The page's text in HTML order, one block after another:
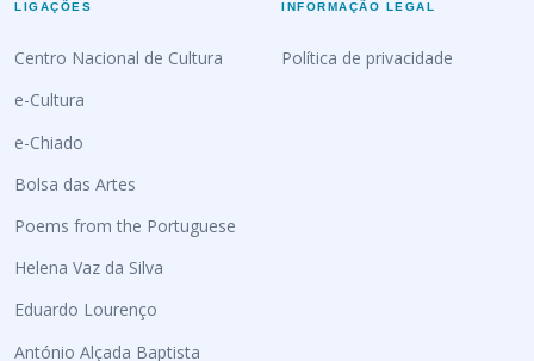
LIGAÇÕES
Centro Nacional de Cultura
e-Cultura
e-Chiado
Bolsa das Artes
Poems from the Portuguese
Helena Vaz da Silva
Eduardo Lourenço
António Alçada Baptista
INFORMAÇÃO LEGAL
Política de privacidade